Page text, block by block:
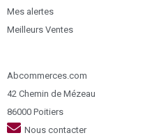
Mes alertes
Meilleurs Ventes
Abcommerces.com
42 Chemin de Mézeau
86000 Poitiers
Nous contacter